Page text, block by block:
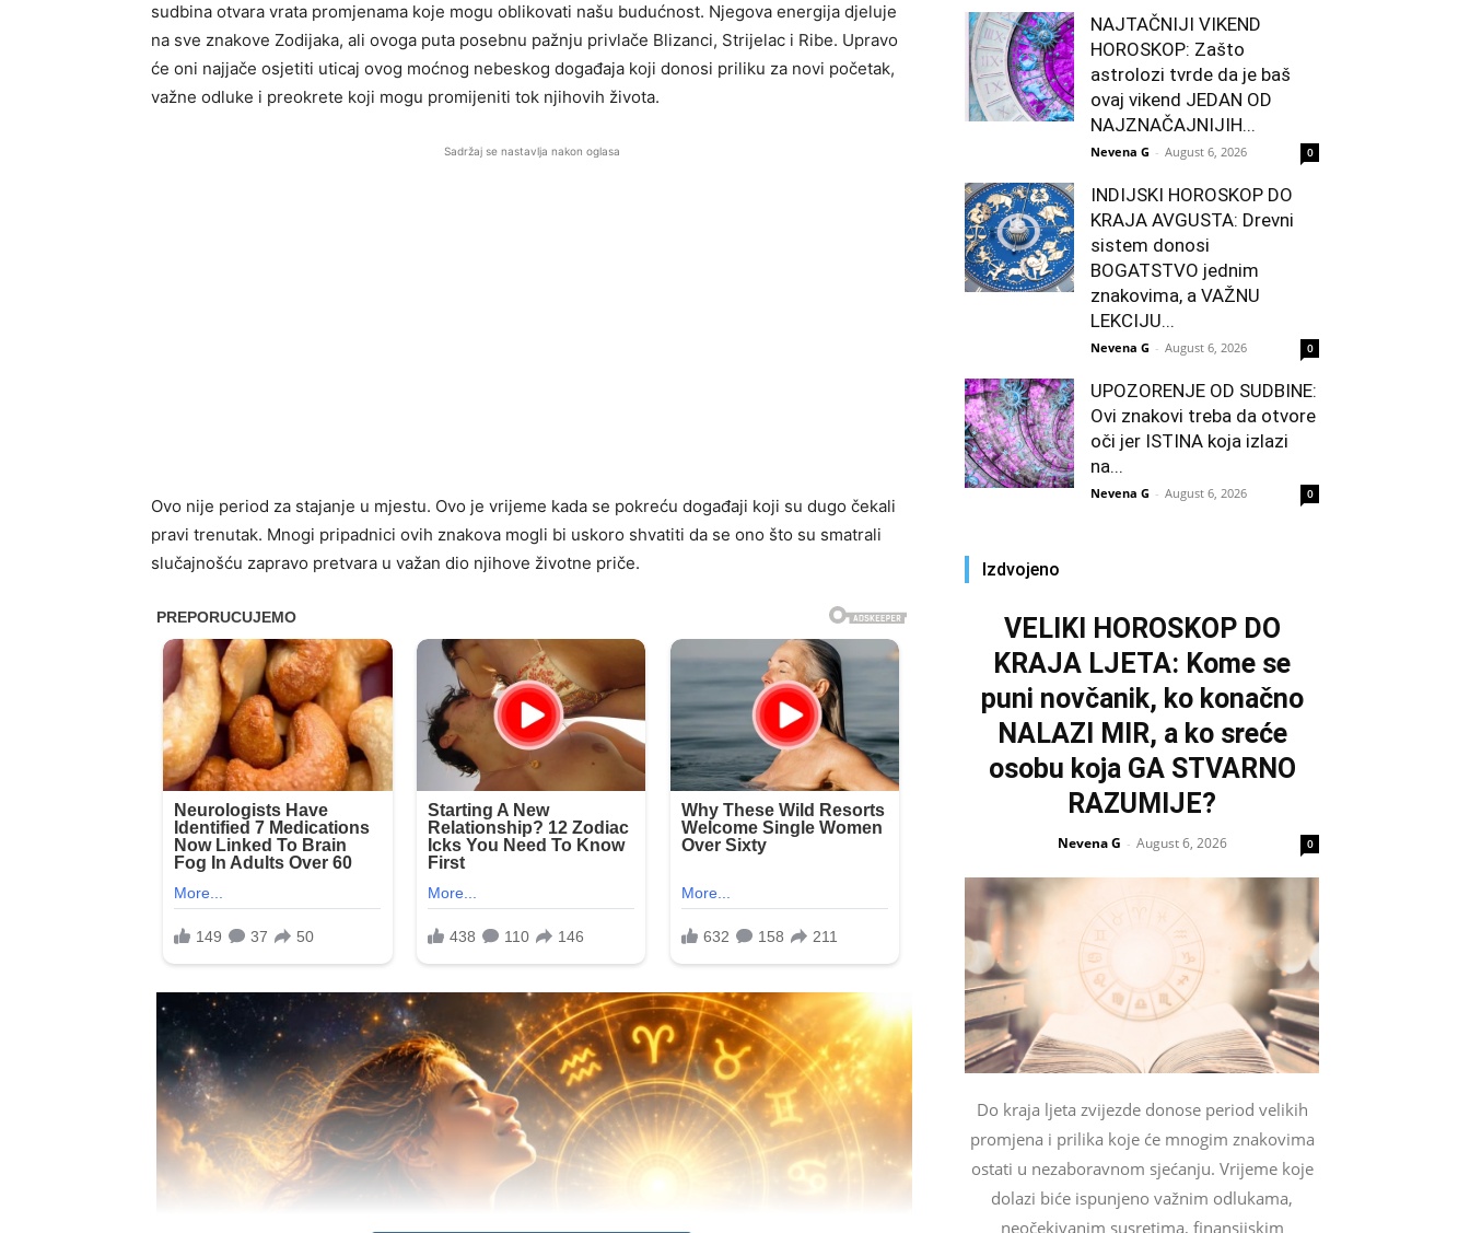
sudbina otvara vrata promjenama koje mogu oblikovati našu budućnost. Njegova energija djeluje
na sve znakove Zodijaka, ali ovoga puta posebnu pažnju privlače Blizanci, Strijelac i Ribe. Upravo
će oni najjače osjetiti uticaj ovog moćnog nebeskog događaja koji donosi priliku za novi početak,
važne odluke i preokrete koji mogu promijeniti tok njihovih života.
Sadržaj se nastavlja nakon oglasa
Ovo nije period za stajanje u mjestu. Ovo je vrijeme kada se pokreću događaji koji su dugo čekali
pravi trenutak. Mnogi pripadnici ovih znakova mogli bi uskoro shvatiti da se ono što su smatrali
slučajnošću zapravo pretvara u važan dio njihove životne priče.
NAJTAČNIJI VIKEND
HOROSKOP: Zašto
astrolozi tvrde da je baš
ovaj vikend JEDAN OD
NAJZNAČAJNIJIH...
Nevena G - August 6, 2026 0
INDIJSKI HOROSKOP DO
KRAJA AVGUSTA: Drevni
sistem donosi
BOGATSTVO jednim
znakovima, a VAŽNU
LEKCIJU...
Nevena G - August 6, 2026 0
UPOZORENJE OD SUDBINE:
Ovi znakovi treba da otvore
oči jer ISTINA koja izlazi
na...
Nevena G - August 6, 2026 0
Izdvojeno
VELIKI HOROSKOP DO
KRAJA LJETA: Kome se
puni novčanik, ko konačno
NALAZI MIR, a ko sreće
osobu koja GA STVARNO
RAZUMIJE?
Nevena G - August 6, 2026 0
Do kraja ljeta zvijezde donose period velikih
promjena i prilika koje će mnogim znakovima
ostati u nezaboravnom sjećanju. Vrijeme koje
dolazi biće ispunjeno važnim odlukama,
neočekivanim susretima, finansijskim